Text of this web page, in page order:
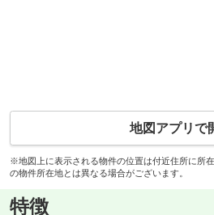
地図アプリで
※地図上に表示される物件の位置は付近住所に所
の物件所在地とは異なる場合がございます。
特徴